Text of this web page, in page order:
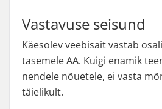
Vastavuse seisund
Käesolev veebisait vastab
tasemele AA. Kuigi enamik
nendele nõuetele, ei vasta
täielikult.